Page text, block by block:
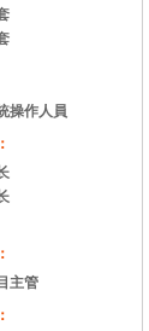
操作人員
主管